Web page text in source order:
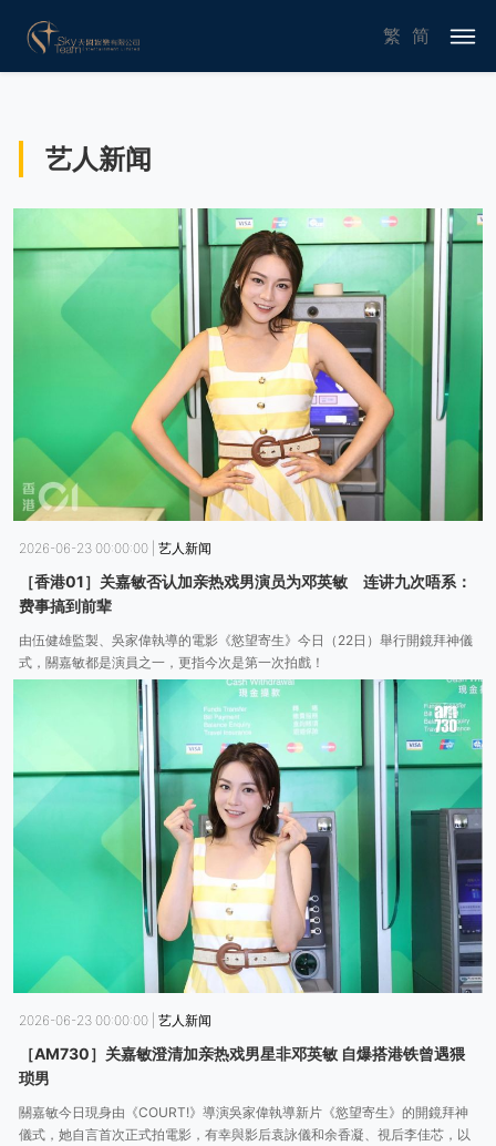
繁 简
艺人新闻
2026-06-23 00:00:00 艺人新闻
［香港01］关嘉敏否认加亲热戏男演员为邓英敏 连讲九次唔系：
费事搞到前辈
由伍健雄監製、吳家偉執導的電影《慾望寄生》今日（22日）舉行開鏡拜神儀
式，關嘉敏都是演員之一，更指今次是第一次拍戲！
2026-06-23 00:00:00 艺人新闻
［AM730］关嘉敏澄清加亲热戏男星非邓英敏 自爆搭港铁曾遇猥
琐男
關嘉敏今日現身由《COURT!》導演吳家偉執導新片《慾望寄生》的開鏡拜神
儀式，她自言首次正式拍電影，有幸與影后袁詠儀和余香凝、視后李佳芯，以